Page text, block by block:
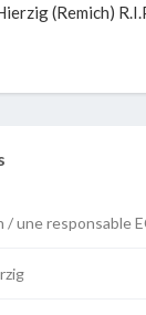
(Remich)
/ une responsable